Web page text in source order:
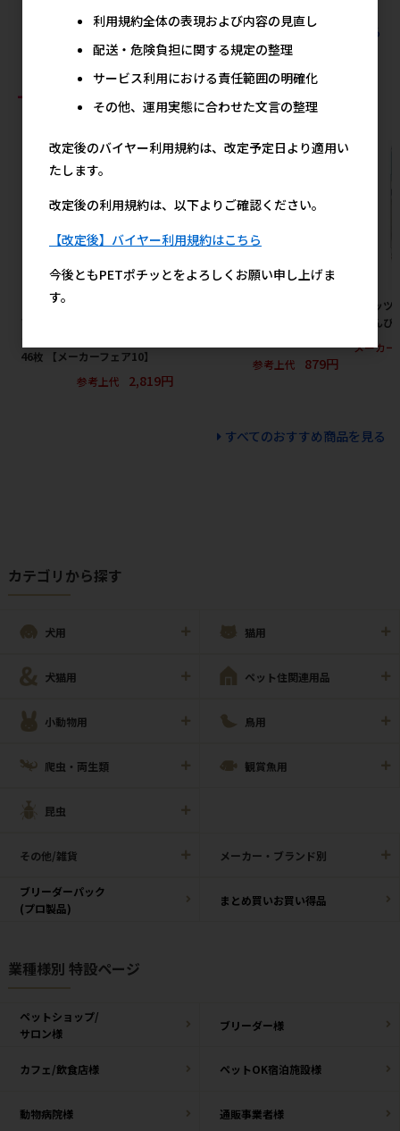
すべてのニチドウの人気商品を見る
おすすめ商品
［ユニ・チャーム］マナーウェ
46枚 【メーカーフェア10】
参考上代
2,819円
参考上代
879円
［ペッ
びょんび
メーカー
すべてのおすすめ商品を見る
カテゴリから探す
犬用 猫用
犬猫用 ペット住関連用品
小動物用 鳥用
爬虫・両生類 観賞魚用
昆虫
その他/雑貨 メーカー・ブランド別
ブリーダーパック
(プロ製品)
まとめ買いお買い得品
業種様別 特設ページ
ペットショップ/
サロン様
ブリーダー様
カフェ/飲食店様 ペットOK宿泊施設様
動物病院様 通販事業者様
利用規約全体の表現および内容の見直し
配送・危険負担に関する規定の整理
サービス利用における責任範囲の明確化
その他、運用実態に合わせた文言の整理
改定後のバイヤー利用規約は、改定予定日より適用い
たします。
改定後の利用規約は、以下よりご確認ください。
【改定後】バイヤー利用規約はこちら
今後ともPETポチッとをよろしくお願い申し上げま
す。